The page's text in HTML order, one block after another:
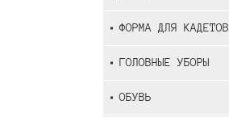
ФОРМА ДЛЯ КАДЕТОВ
ГОЛОВНЫЕ УБОРЫ
ОБУВЬ